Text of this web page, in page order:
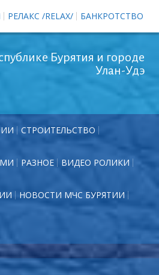
РЕЛАКС /RELAX/ БАНКРОТСТВО
Бурятия и городе
Улан-Удэ
СТРОИТЕЛЬСТВО
РАЗНОЕ ВИДЕО РОЛИКИ
НОВОСТИ МЧС БУРЯТИИ